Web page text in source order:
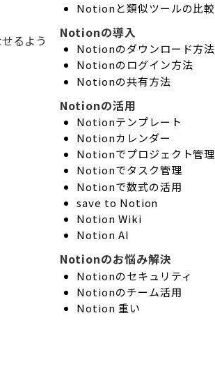
るよう
Notionと類似ツールの比較
Notionの導入
Notionのダウンロード方法
Notionのログイン方法
Notionの共有方法
Notionの活用
Notionテンプレート
Notionカレンダー
Notionでプロジェクト管理
Notionでタスク管理
Notionで数式の活用
save to Notion
Notion Wiki
Notion AI
Notionのお悩み解決
Notionのセキュリティ
Notionのチーム活用
Notion 重い